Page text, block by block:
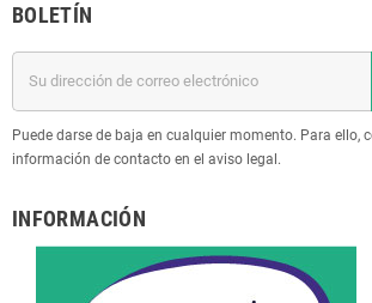
BOLETÍN
Puede darse de baja en cualquier momento. Para ello,
información de contacto en el aviso legal.
INFORMACIÓN